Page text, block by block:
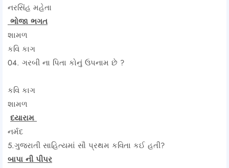
નરસિંહ મહેતા
ભોજા ભગત
શામળ
કવિ કાગ
04. ગરબી ના પિતા કોનું ઉપનામ છે ?
કવિ કાગ
શામળ
દયારામ
નર્મદ
5.ગુજરાતી સાહિત્યમાં સૌ પ્રથમ કવિતા કઈ હતી?
બાપા ની પીપર